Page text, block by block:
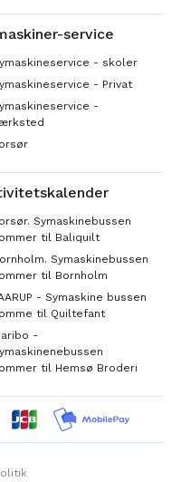
service
- skoler
- Privat
-
Symaskinebussen
til Baliquilt
Symaskinebussen
til Bornholm
- Symaskine bussen
til Quiltefant
-
til Hemsø Broderi